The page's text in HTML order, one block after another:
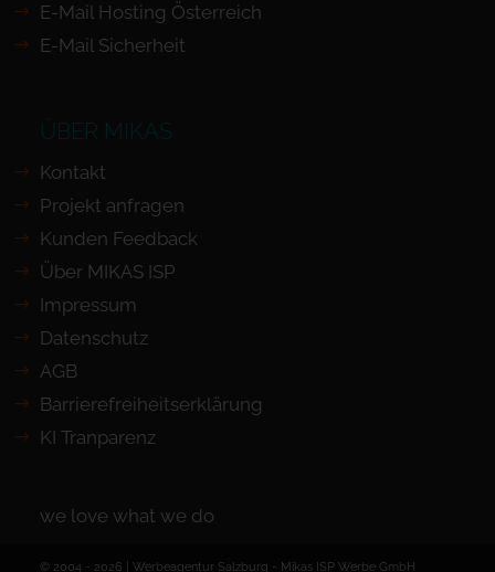
E-Mail Hosting Österreich
E-Mail Sicherheit
ÜBER MIKAS
Kontakt
Projekt anfragen
Kunden Feedback
Über MIKAS ISP
Impressum
Datenschutz
AGB
Barrierefreiheits­erklärung
KI Tranparenz
we love what we do
© 2004 - 2026 | Werbeagentur Salzburg - Mikas ISP Werbe GmbH